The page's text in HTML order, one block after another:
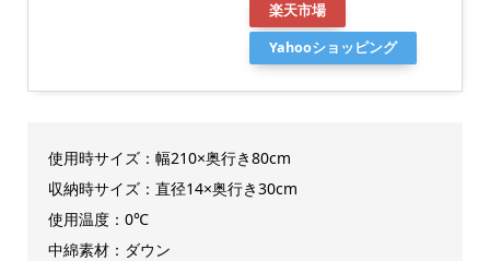
楽天市場
Yahooショッピング
使用時サイズ：幅210×奥行き80cm
収納時サイズ：直径14×奥行き30cm
使用温度：0℃
中綿素材：ダウン